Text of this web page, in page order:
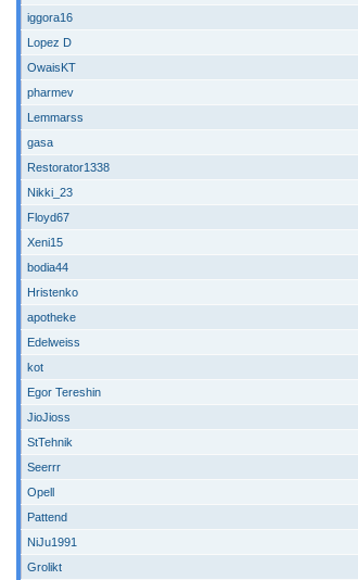
iggora16
Lopez D
OwaisKT
pharmev
Lemmarss
gasa
Restorator1338
Nikki_23
Floyd67
Xeni15
bodia44
Hristenko
apotheke
Edelweiss
kot
Egor Tereshin
JioJioss
StTehnik
Seerrr
Opell
Pattend
NiJu1991
Grolikt